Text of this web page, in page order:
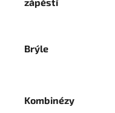
Brýle
Kombinézy